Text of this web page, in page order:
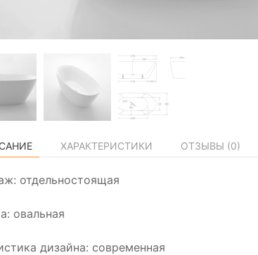
ХАРАКТЕРИСТИКИ ОТЗЫВЫ (0)
отдельностоящая
овальная
дизайна: современная